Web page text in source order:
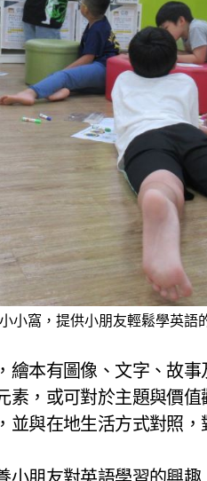
小窩，提供小朋友輕鬆學英語
繪本有圖像、文字、故
素，或可對於主題與價
並與在地生活方式對照